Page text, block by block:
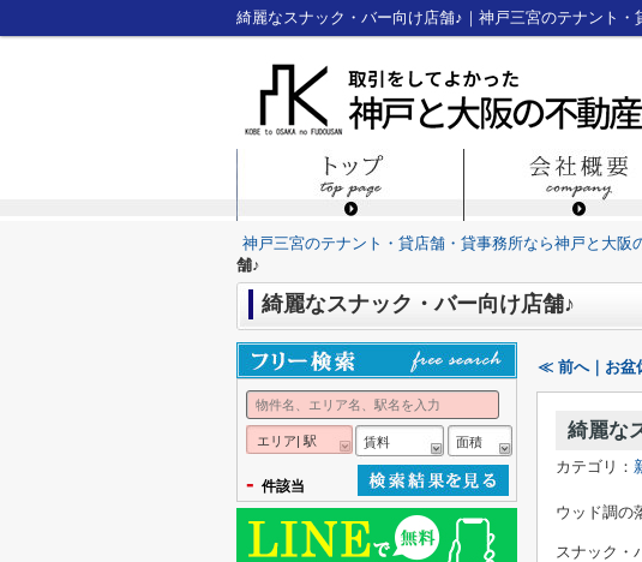
綺麗なスナック・バー向け店舗♪｜神戸三宮のテナント
神戸三宮のテナント・貸店舗・貸事務所なら神戸と大阪
舗♪
綺麗なスナック・バー向け店舗♪
≪ 前へ｜お盆
綺麗な
カテゴリ：
ウッド調の
スナック・
エリア| 駅 賃料 面積
- 件該当